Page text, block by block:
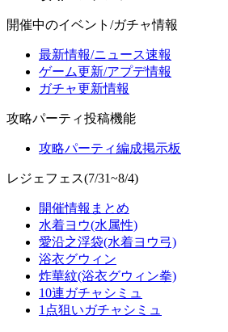
開催中のイベント/ガチャ情報
最新情報/ニュース速報
ゲーム更新/アプデ情報
ガチャ更新情報
攻略パーティ投稿機能
攻略パーティ編成掲示板
レジェフェス(7/31~8/4)
開催情報まとめ
水着ヨウ(水属性)
愛沿之浮袋(水着ヨウ弓)
浴衣グウィン
炸華紋(浴衣グウィン拳)
10連ガチャシミュ
1点狙いガチャシミュ